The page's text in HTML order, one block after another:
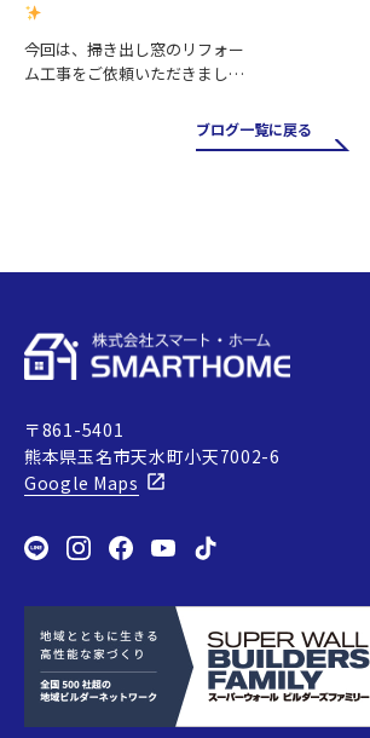
今回は、掃き出し窓のリフォー
ム工事をご依頼いただきまし
が良く、お庭やバルコニーへの
出入りにも便利ですが、その一
ブログ一覧に戻る
〒861-5401
熊本県玉名市天水町小天7002-6
Google Maps